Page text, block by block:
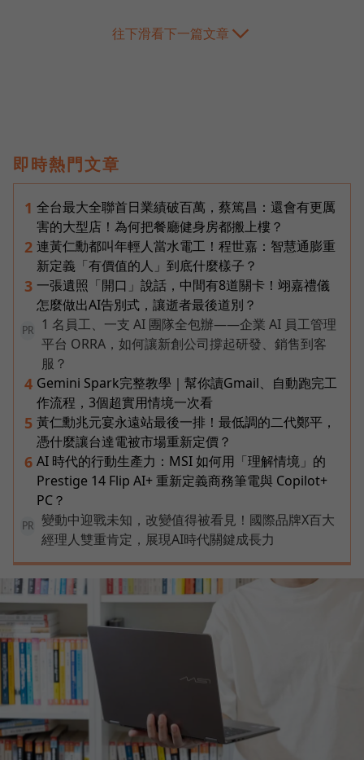
往下滑看下一篇文章
即時熱門文章
1 全台最大全聯首日業績破百萬，蔡篤昌：還會有更厲
害的大型店！為何把餐廳健身房都搬上樓？
2 連黃仁勳都叫年輕人當水電工！程世嘉：智慧通膨重
新定義「有價值的人」到底什麼樣子？
3 一張遺照「開口」說話，中間有8道關卡！翊嘉禮儀
怎麼做出AI告別式，讓逝者最後道別？
PR
1 名員工、一支 AI 團隊全包辦——企業 AI 員工管理
平台 ORRA，如何讓新創公司撐起研發、銷售到客
服？
4 Gemini Spark完整教學｜幫你讀Gmail、自動跑完工
作流程，3個超實用情境一次看
5 黃仁勳兆元宴永遠站最後一排！最低調的二代鄭平，
憑什麼讓台達電被市場重新定價？
6 AI 時代的行動生產力：MSI 如何用「理解情境」的
Prestige 14 Flip AI+ 重新定義商務筆電與 Copilot+
PC？
PR
變動中迎戰未知，改變值得被看見！國際品牌X百大
經理人雙重肯定，展現AI時代關鍵成長力